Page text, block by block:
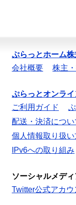
ぷらっとホーム
会社概要
株主
ぷらっとオンライ
ご利用ガイド
配送・決済につい
個人情報取り扱
IPv6への取り組み
ソーシャルメデ
Twitter公式アカウ